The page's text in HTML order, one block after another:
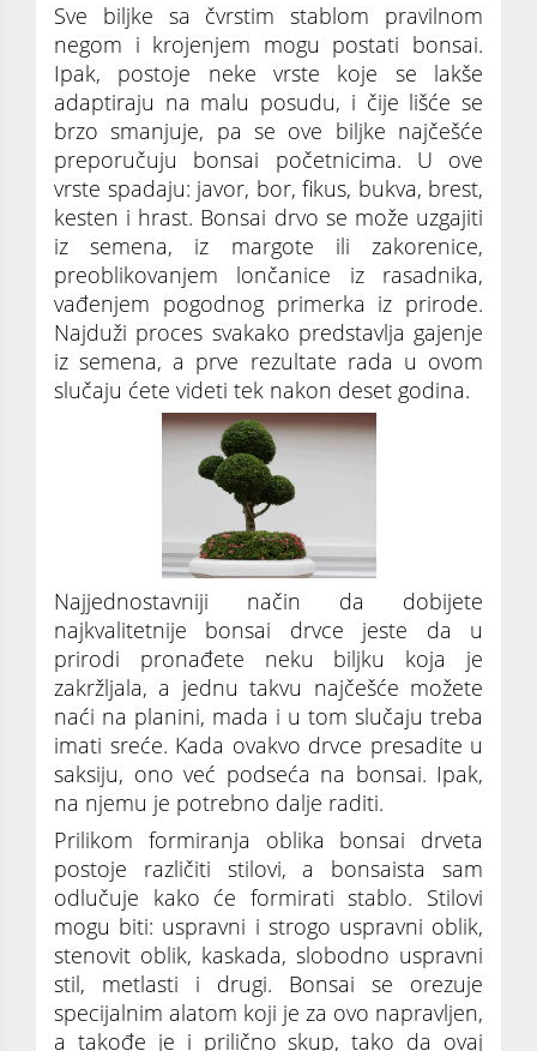
Sve biljke sa čvrstim stablom pravilnom
negom i krojenjem mogu postati bonsai.
Ipak, postoje neke vrste koje se lakše
adaptiraju na malu posudu, i čije lišće se
brzo smanjuje, pa se ove biljke najčešće
preporučuju bonsai početnicima. U ove
vrste spadaju: javor, bor, fikus, bukva, brest,
kesten i hrast. Bonsai drvo se može uzgajiti
iz semena, iz margote ili zakorenice,
preoblikovanjem lončanice iz rasadnika,
vađenjem pogodnog primerka iz prirode.
Najduži proces svakako predstavlja gajenje
iz semena, a prve rezultate rada u ovom
slučaju ćete videti tek nakon deset godina.
Najjednostavniji način da dobijete
najkvalitetnije bonsai drvce jeste da u
prirodi pronađete neku biljku koja je
zakržljala, a jednu takvu najčešće možete
naći na planini, mada i u tom slučaju treba
imati sreće. Kada ovakvo drvce presadite u
saksiju, ono već podseća na bonsai. Ipak,
na njemu je potrebno dalje raditi.
Prilikom formiranja oblika bonsai drveta
postoje različiti stilovi, a bonsaista sam
odlučuje kako će formirati stablo. Stilovi
mogu biti: uspravni i strogo uspravni oblik,
stenovit oblik, kaskada, slobodno uspravni
stil, metlasti i drugi. Bonsai se orezuje
specijalnim alatom koji je za ovo napravljen,
a takođe je i prilično skup, tako da ovaj